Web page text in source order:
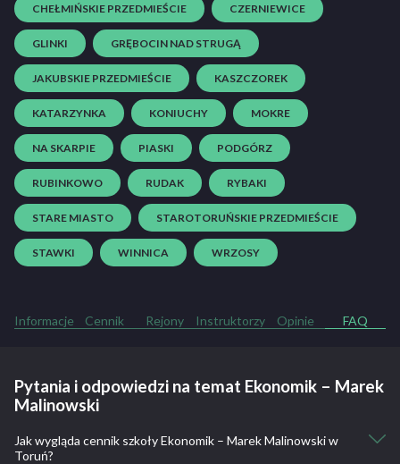
CHEŁMIŃSKIE PRZEDMIEŚCIE CZERNIEWICE
GLINKI GRĘBOCIN NAD STRUGĄ
JAKUBSKIE PRZEDMIEŚCIE KASZCZOREK
KATARZYNKA KONIUCHY MOKRE
NA SKARPIE PIASKI PODGÓRZ
RUBINKOWO RUDAK RYBAKI
STARE MIASTO STAROTORUŃSKIE PRZEDMIEŚCIE
STAWKI WINNICA WRZOSY
Informacje Cennik Rejony Instruktorzy Opinie FAQ
Pytania i odpowiedzi na temat Ekonomik – Marek
Malinowski
Jak wygląda cennik szkoły Ekonomik – Marek Malinowski w
Toruń?